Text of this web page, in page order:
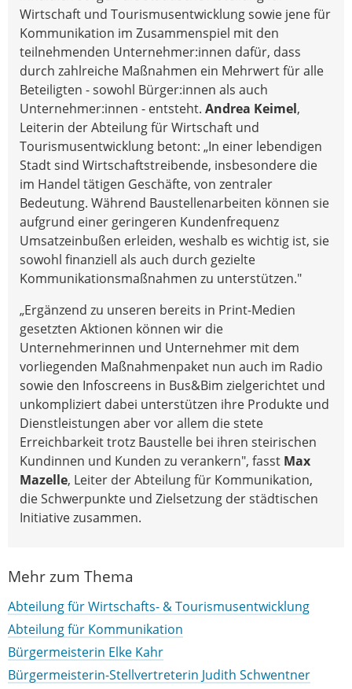
Wirtschaft und Tourismusentwicklung sowie jene für
Kommunikation im Zusammenspiel mit den
teilnehmenden Unternehmer:innen dafür, dass
durch zahlreiche Maßnahmen ein Mehrwert für alle
Beteiligten - sowohl Bürger:innen als auch
Unternehmer:innen - entsteht. Andrea Keimel,
Leiterin der Abteilung für Wirtschaft und
Tourismusentwicklung betont: „In einer lebendigen
Stadt sind Wirtschaftstreibende, insbesondere die
im Handel tätigen Geschäfte, von zentraler
Bedeutung. Während Baustellenarbeiten können sie
aufgrund einer geringeren Kundenfrequenz
Umsatzeinbußen erleiden, weshalb es wichtig ist, sie
sowohl finanziell als auch durch gezielte
Kommunikationsmaßnahmen zu unterstützen."
„Ergänzend zu unseren bereits in Print-Medien
gesetzten Aktionen können wir die
Unternehmerinnen und Unternehmer mit dem
vorliegenden Maßnahmenpaket nun auch im Radio
sowie den Infoscreens in Bus&Bim zielgerichtet und
unkompliziert dabei unterstützen ihre Produkte und
Dienstleistungen aber vor allem die stete
Erreichbarkeit trotz Baustelle bei ihren steirischen
Kundinnen und Kunden zu verankern", fasst Max
Mazelle, Leiter der Abteilung für Kommunikation,
die Schwerpunkte und Zielsetzung der städtischen
Initiative zusammen.
Mehr zum Thema
Abteilung für Wirtschafts- & Tourismusentwicklung
Abteilung für Kommunikation
Bürgermeisterin Elke Kahr
Bürgermeisterin-Stellvertreterin Judith Schwentner